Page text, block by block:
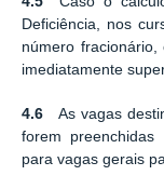
Deficiência, nos
número
imediatamente
4.6As vagas
forem
para vagas gerais